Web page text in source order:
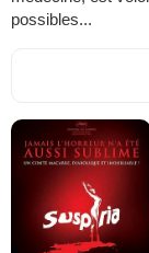
possibles...